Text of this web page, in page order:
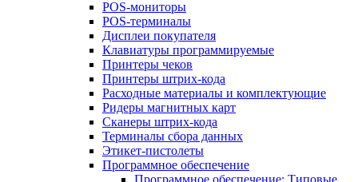
POS-мониторы
POS-терминалы
Дисплеи покупателя
Клавиатуры программируемые
Принтеры чеков
Принтеры штрих-кода
Расходные материалы и комплектующие
Ридеры магнитных карт
Сканеры штрих-кода
Терминалы сбора данных
Этикет-пистолеты
Программное обеспечение
Программное обеспечение: Типовые